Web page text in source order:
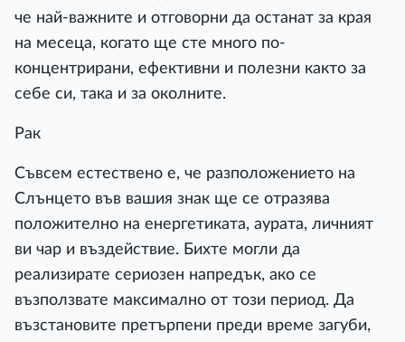
че най-важните и отговорни да останат за края
на месеца, когато ще сте много по-
концентрирани, ефективни и полезни както за
себе си, така и за околните.
Рак
Съвсем естествено е, че разположението на
Слънцето във вашия знак ще се отразява
положително на енергетиката, аурата, личният
ви чар и въздействие. Бихте могли да
реализирате сериозен напредък, ако се
възползвате максимално от този период. Да
възстановите претърпени преди време загуби,